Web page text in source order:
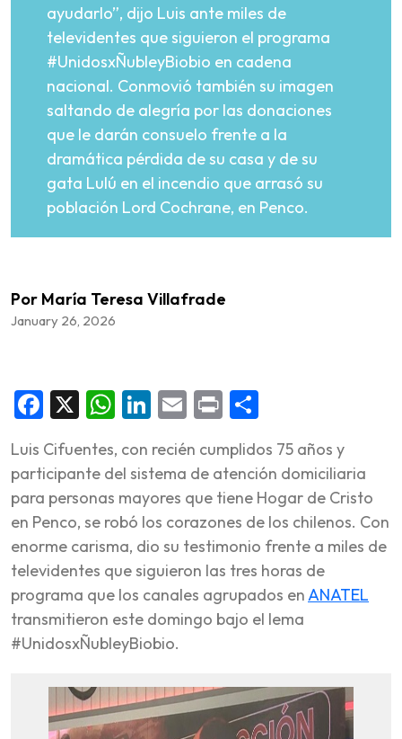
ayudarlo”, dijo Luis ante miles de
televidentes que siguieron el programa
#UnidosxÑubleyBiobio en cadena
nacional. Conmovió también su imagen
saltando de alegría por las donaciones
que le darán consuelo frente a la
dramática pérdida de su casa y de su
gata Lulú en el incendio que arrasó su
población Lord Cochrane, en Penco.
Por María Teresa Villafrade
January 26, 2026
Facebook
X WhatsApp
LinkedIn
Email
Print
Luis Cifuentes, con recién cumplidos 75 años y
participante del sistema de atención domiciliaria
para personas mayores que tiene Hogar de Cristo
en Penco, se robó los corazones de los chilenos. Con
enorme carisma, dio su testimonio frente a miles de
televidentes que siguieron las tres horas de
programa que los canales agrupados enANATEL
transmitieron este domingo bajo el lema
#UnidosxÑubleyBiobio.